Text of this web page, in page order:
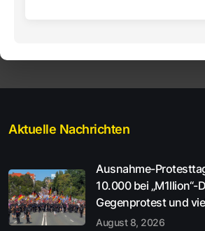
Aktuelle Nachrichten
Ausnahme-
10.000 bei „M1llion“-
Gegenprotest und
August 8, 2026